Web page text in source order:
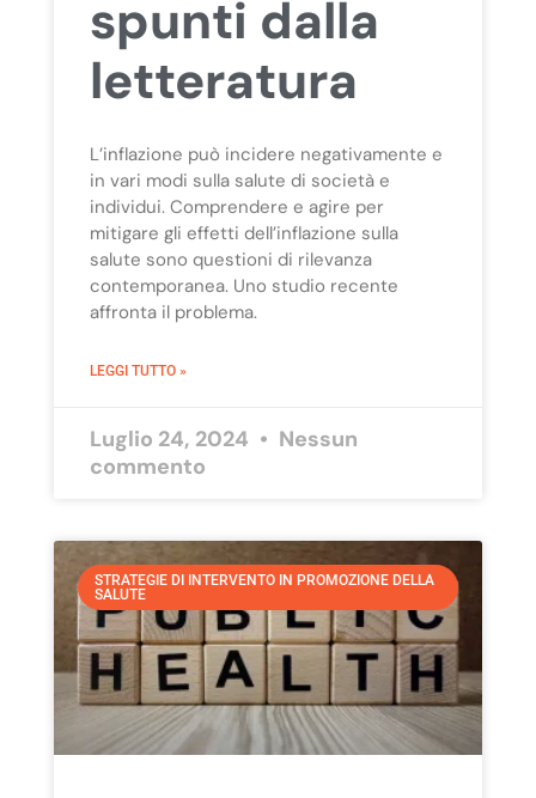
spunti dalla
letteratura
L’inflazione può incidere negativamente e
in vari modi sulla salute di società e
individui. Comprendere e agire per
mitigare gli effetti dell’inflazione sulla
salute sono questioni di rilevanza
contemporanea. Uno studio recente
affronta il problema.
LEGGI TUTTO »
Luglio 24, 2024
Nessun
commento
STRATEGIE DI INTERVENTO IN PROMOZIONE DELLA
SALUTE